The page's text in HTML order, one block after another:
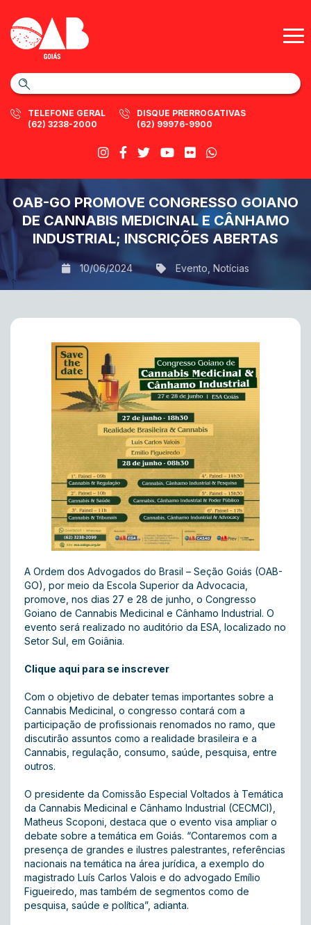
TELEFONE GERAL
(62) 3238-2000
DISQUE PRERROGATIVAS
(62) 99976-9900
OAB-GO PROMOVE CONGRESSO GOIANO
DE CANNABIS MEDICINAL E CÂNHAMO
INDUSTRIAL; INSCRIÇÕES ABERTAS
10/06/2024 Evento Notícias
A Ordem dos Advogados do Brasil – Seção Goiás (OAB-
GO), por meio da Escola Superior da Advocacia,
promove, nos dias 27 e 28 de junho, o Congresso
Goiano de Cannabis Medicinal e Cânhamo Industrial. O
evento será realizado no auditório da ESA, localizado no
Setor Sul, em Goiânia.
Clique aqui para se inscrever
Com o objetivo de debater temas importantes sobre a
Cannabis Medicinal, o congresso contará com a
participação de profissionais renomados no ramo, que
discutirão assuntos como a realidade brasileira e a
Cannabis, regulação, consumo, saúde, pesquisa, entre
outros.
O presidente da Comissão Especial Voltados à Temática
da Cannabis Medicinal e Cânhamo Industrial (CECMCI),
Matheus Scoponi, destaca que o evento visa ampliar o
debate sobre a temática em Goiás. “Contaremos com a
presença de grandes e ilustres palestrantes, referências
nacionais na temática na área jurídica, a exemplo do
magistrado Luís Carlos Valois e do advogado Emílio
Figueiredo, mas também de segmentos como de
pesquisa, saúde e política”, adianta.